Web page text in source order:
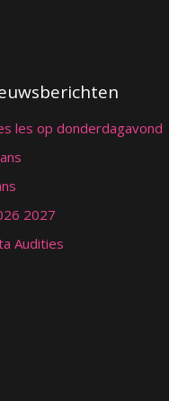
les op donderdagavond
2027
Audities